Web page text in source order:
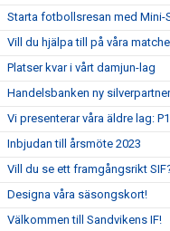
Starta fotbollsresan med Mini-
Vill du hjälpa till på våra
Platser kvar i vårt damjun-lag
Handelsbanken ny
Vi presenterar våra äldre lag:
Inbjudan till årsmöte 2023
Vill du se ett framgångsrikt
Designa våra säsongskort!
Välkommen till Sandvikens IF!